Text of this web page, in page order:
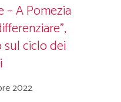
– A Pomezia
sul ciclo dei
2022